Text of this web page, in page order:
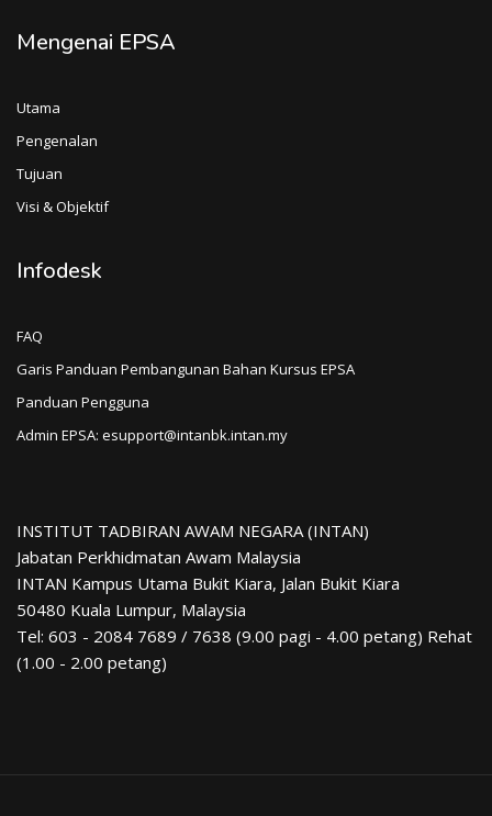
Mengenai EPSA
Utama
Pengenalan
Tujuan
Visi & Objektif
Infodesk
FAQ
Garis Panduan Pembangunan Bahan Kursus EPSA
Panduan Pengguna
Admin EPSA: esupport@intanbk.intan.my
INSTITUT TADBIRAN AWAM NEGARA (INTAN)
Jabatan Perkhidmatan Awam Malaysia
INTAN Kampus Utama Bukit Kiara, Jalan Bukit Kiara
50480 Kuala Lumpur, Malaysia
Tel: 603 - 2084 7689 / 7638 (9.00 pagi - 4.00 petang) Rehat
(1.00 - 2.00 petang)